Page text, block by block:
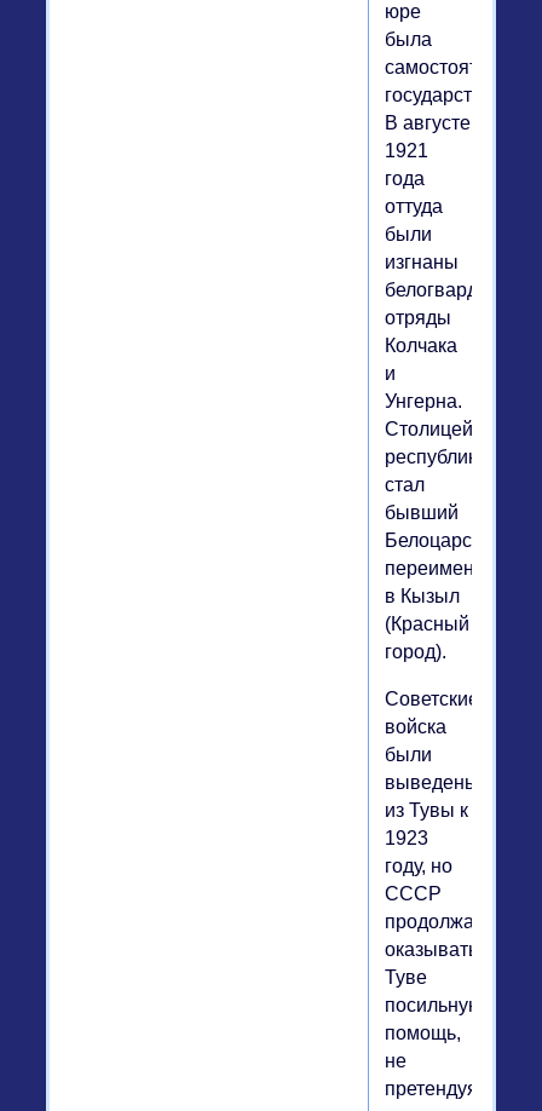
юре
была
государством.
В августе
1921
года
оттуда
были
изгнаны
белогвардейские
отряды
Колчака
и
Унгерна.
Столицей
республики
стал
бывший
Белоцарск,
в Кызыл
(Красный
город).
Советские
войска
были
выведены
из Тувы к
1923
году, но
СССР
продолжал
оказывать
Туве
посильную
помощь,
не
претендуя